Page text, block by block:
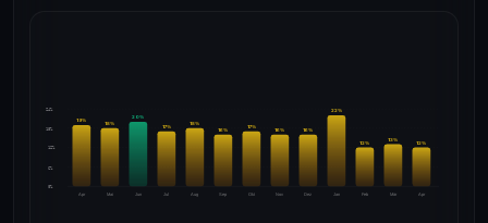
24%
18%
12%
6%
0%
Apr
19%
Mai
18%
Jun
20%
Jul
17%
Aug
18%
Sep
16%
Okt
17%
Nov
16%
Dez
16%
Jan
22%
Feb
12%
Mär
13%
Apr
12%